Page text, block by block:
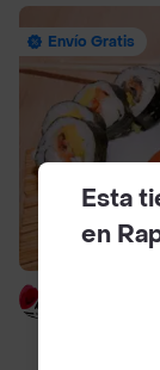
Envío Gratis
Esta
en